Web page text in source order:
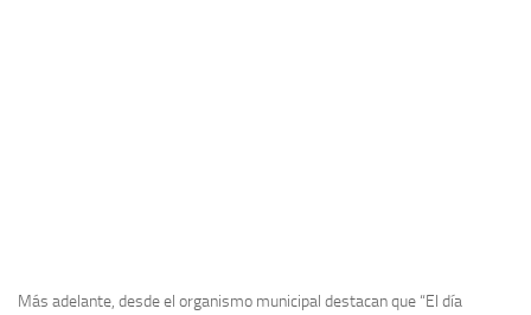
Más adelante, desde el organismo municipal destacan que “El día